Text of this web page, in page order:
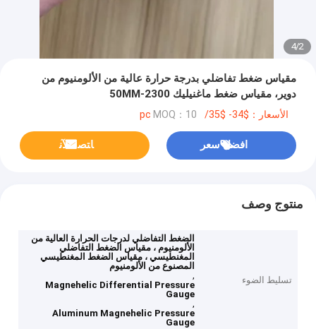
2
/
4
مقياس ضغط تفاضلي بدرجة حرارة عالية من الألومنيوم من
دوير، مقياس ضغط ماغنيليك 2300-50MM
الأسعار：$34- $35/pc MOQ：10
افضل سعر ﺎﺘﺼﻟ ﺍﻶﻧ
منتوج وصف
تسليط الضوء
الضغط التفاضلي لدرجات الحرارة العالية من
الألومنيوم ، مقياس الضغط التفاضلي
المغنطيسي ، مقياس الضغط المغنطيسي
المصنوع من الألومنيوم
,
Magnehelic Differential Pressure
Gauge
,
Aluminum Magnehelic Pressure
Gauge